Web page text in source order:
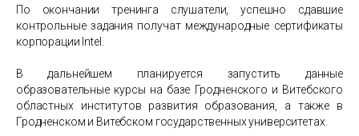
По окончании тренинга слушатели, успешно сдавшие
контрольные задания получат международные сертификаты
корпорации Intel.
В дальнейшем планируется запустить данные
образовательные курсы на базе Гродненского и Витебского
областных институтов развития образования, а также в
Гродненском и Витебском государственных университетах.